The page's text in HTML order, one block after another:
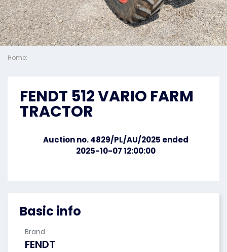
Home:
Basic info
Brand
FENDT
FENDT 512 VARIO FARM
TRACTOR
Auction no. 4829/PL/AU/2025 ended
2025-10-07 12:00:00